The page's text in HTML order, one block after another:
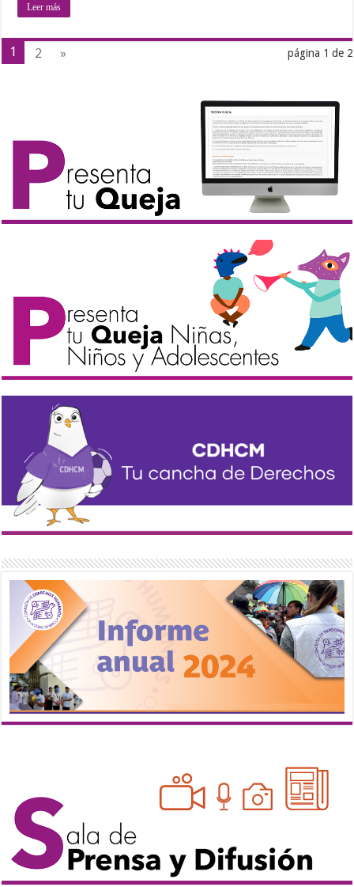
Leer más
página 1 de 2
1 2 »